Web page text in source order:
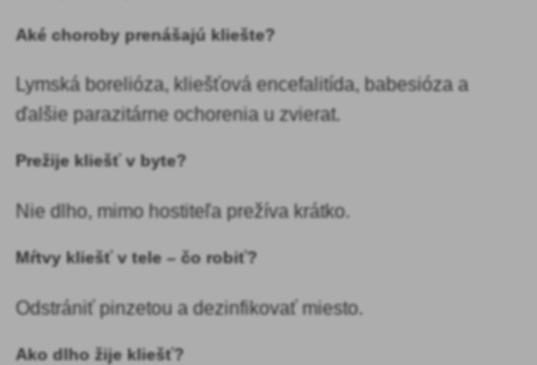
Aké choroby prenášajú kliešte?
Lymská borelióza, kliešťová encefalitída, babesióza a
ďalšie parazitárne ochorenia u zvierat.
Prežije kliešť v byte?
Nie dlho, mimo hostiteľa prežíva krátko.
Mŕtvy kliešť v tele – čo robiť?
Odstrániť pinzetou a dezinfikovať miesto.
Ako dlho žije kliešť?